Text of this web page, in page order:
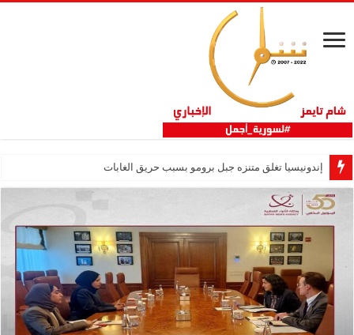
إندونيسيا تغلق متنزه جبل برومو بسبب حريق الغابات